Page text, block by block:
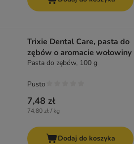
Trixie Dental Care, pasta do
zębów o aromacie wołowiny
Pasta do zębów, 100 g
7,48 zł
74,80 zł / kg
Pusto
Dodaj do koszyka